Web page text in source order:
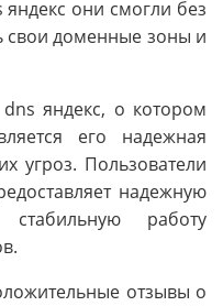
они смогли без
свои доменные зоны и
яндекс, о котором
его надежная
угроз. Пользователи
надежную
работу
отзывы о